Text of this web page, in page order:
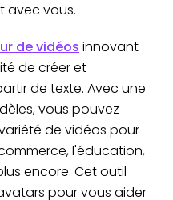
avec vous.
de vidéos innovant
de créer et
de texte. Avec une
vous pouvez
de vidéos pour
l'éducation,
encore. Cet outil
pour vous aider